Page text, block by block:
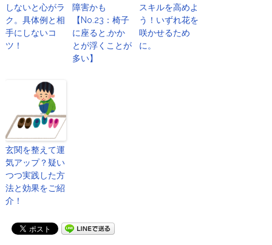
しないと心がラ
ク。具体例と相
手にしないコ
ツ！
障害かも
【No.23：椅子
に座ると,かか
とが浮くことが
多い】
スキルを高めよ
う！いずれ花を
咲かせるため
に。
玄関を整えて運
気アップ？疑い
つつ実践した方
法と効果をご紹
介！